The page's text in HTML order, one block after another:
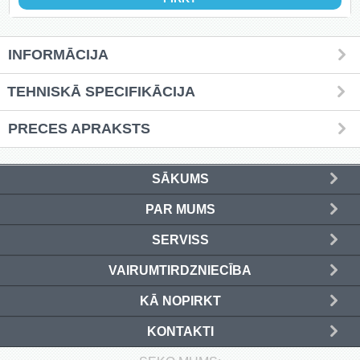
INFORMĀCIJA
TEHNISKĀ SPECIFIKĀCIJA
PRECES APRAKSTS
SĀKUMS
PAR MUMS
SERVISS
VAIRUMTIRDZNIECĪBA
KĀ NOPIRKT
KONTAKTI
(4)
Kafija (4)
Grīdas nosegpaklāji (3)
Atslēgu skapīši (13)
Ziemassvētku preces (14)
Reģistrēties